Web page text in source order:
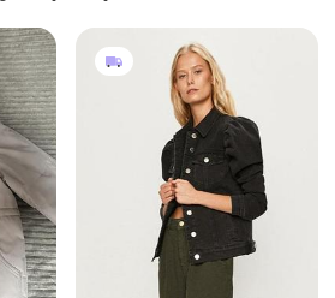
1 449 грн